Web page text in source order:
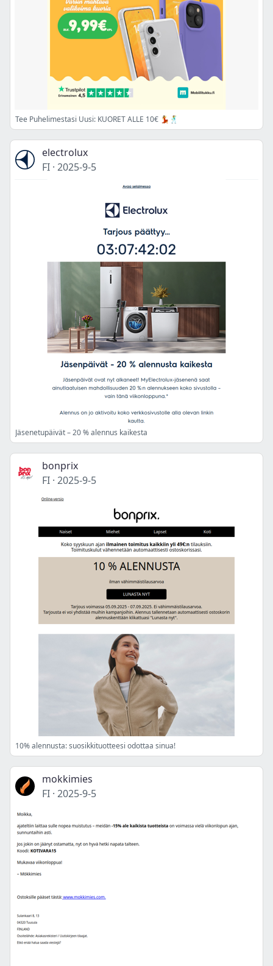
Tee Puhelimestasi Uusi: KUORET ALLE 10€ 💃🕺
electrolux
FI · 2025-9-5
Jäsenetupäivät – 20 % alennus kaikesta
bonprix
FI · 2025-9-5
10% alennusta: suosikkituotteesi odottaa sinua!
mokkimies
FI · 2025-9-5